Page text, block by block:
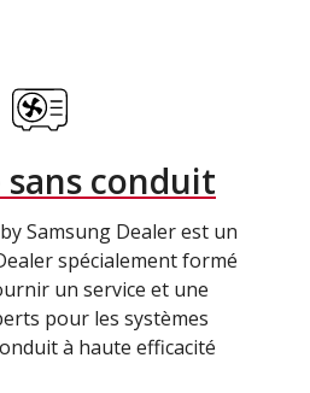
sans conduit
Samsung Dealer est un
spécialement formé
un service et une
pour les systèmes
à haute efficacité